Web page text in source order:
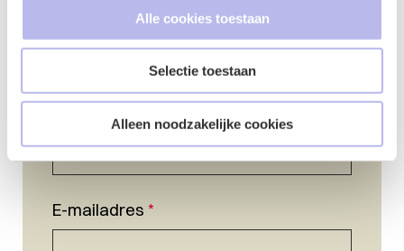
Alle cookies toestaan
Selectie toestaan
Alleen noodzakelijke cookies
Naam*
E-mailadres *